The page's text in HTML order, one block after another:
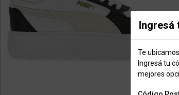
Ingresá
Te
Ingresá tu
mejores